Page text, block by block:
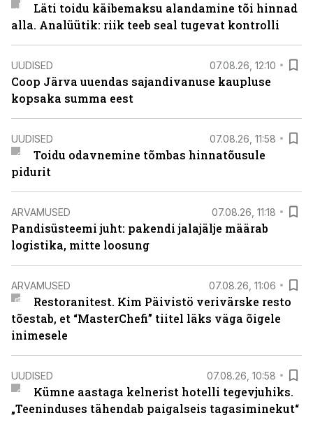
Läti toidu käibemaksu alandamine tõi hinnad
alla. Analüütik: riik teeb seal tugevat kontrolli
UUDISED 07.08.26, 12:10
Coop Järva uuendas sajandivanuse kaupluse
kopsaka summa eest
UUDISED 07.08.26, 11:58
Toidu odavnemine tõmbas hinnatõusule
pidurit
ARVAMUSED 07.08.26, 11:18
Pandisüsteemi juht: pakendi jalajälje määrab
logistika, mitte loosung
ARVAMUSED 07.08.26, 11:06
Restoranitest. Kim Päivistö verivärske resto
tõestab, et “MasterChefi” tiitel läks väga õigele
inimesele
UUDISED 07.08.26, 10:58
Kümne aastaga kelnerist hotelli tegevjuhiks.
„Teeninduses tähendab paigalseis tagasiminekut“